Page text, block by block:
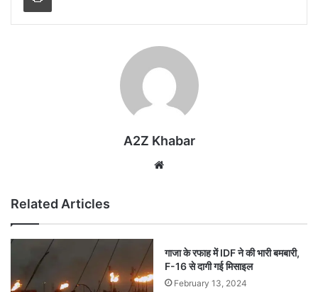
A2Z Khabar
Related Articles
गाजा के रफाह में IDF ने की भारी बमबारी,
F-16 से दागी गई मिसाइल
February 13, 2024